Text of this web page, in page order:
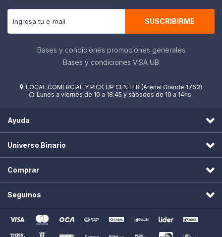
SUSCRIBIRME
Bases y condiciones promociones generales
Bases y condiciones VISA UB
 LOCAL COMERCIAL Y PICK UP CENTER (Arenal Grande 1763)
 Lunes a viernes de 10 a 18.45 y sábados de 10 a 14hs.
Ayuda
Universo Binario
Comprar
Seguinos